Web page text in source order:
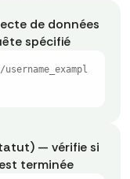
de données
spécifié
— vérifie si
terminée